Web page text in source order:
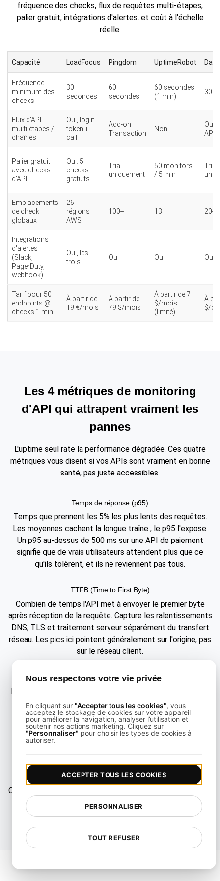
fréquence des checks, flux de requêtes multi-étapes,
palier gratuit, intégrations d'alertes, et coût à l'échelle
réelle.
Capacité LoadFocus Pingdom UptimeRobot
Fréquence
minimum des
checks
30
secondes
60
secondes
60 secondes
(1 min)
30
Flux d'API
multi-étapes /
chaînés
Oui, login +
token +
call
Add-on
Transaction
Non
Oui
API)
Palier gratuit
avec checks
d'API
Oui. 5
checks
gratuits
Trial
uniquement
50 monitors
/ 5 min
Trial
Emplacements
de check
globaux
26+
régions
AWS
100+ 13 20+
Intégrations
d'alertes
(Slack,
PagerDuty,
webhook)
Oui, les
trois
Oui Oui Oui
Tarif pour 50
endpoints @
checks 1 min
À partir de
19 €/mois
À partir de
79 $/mois
À partir de 7
$/mois
(limité)
À
$/
Les 4 métriques de monitoring
d'API qui attrapent vraiment les
pannes
L'uptime seul rate la performance dégradée. Ces quatre
métriques vous disent si vos APIs sont vraiment en bonne
santé, pas juste accessibles.
Temps de réponse (p95)
Temps que prennent les 5% les plus lents des requêtes.
Les moyennes cachent la longue traîne ; le p95 l'expose.
Un p95 au-dessus de 500 ms sur une API de paiement
signifie que de vrais utilisateurs attendent plus que ce
qu'ils tolèrent, et ils ne reviennent pas tous.
TTFB (Time to First Byte)
Combien de temps l'API met à envoyer le premier byte
après réception de la requête. Capture les ralentissements
DNS, TLS et traitement serveur séparément du transfert
réseau. Les pics ici pointent généralement sur l'origine, pas
sur le réseau client.
Taux de succès des checks synthétiques
Pourcentage de checks synthétiques qui passent (status
code correct + forme de la réponse + dans le budget de
latence). En dessous de 99% sur une API de production
c'est un incident à alerter, pas une curiosité.
Les checks synthétiques vous disent que l'API est up ; le
RUM vous dit si les vrais clients ont vécu la même chose.
Couplez les deux, le synthétique vous alerte des pannes, le
RUM vous dit l'impact client.
Nous respectons votre vie privée
En cliquant sur "Accepter tous les cookies", vous
acceptez le stockage de cookies sur votre appareil
pour améliorer la navigation, analyser l’utilisation et
soutenir nos actions marketing. Cliquez sur
"Personnaliser" pour choisir les types de cookies à
autoriser.
TOUT REFUSER
PERSONNALISER
ACCEPTER TOUS LES COOKIES